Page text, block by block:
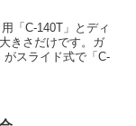
「C-140T」とディ
きさだけです。ガ
がスライド式で「C-